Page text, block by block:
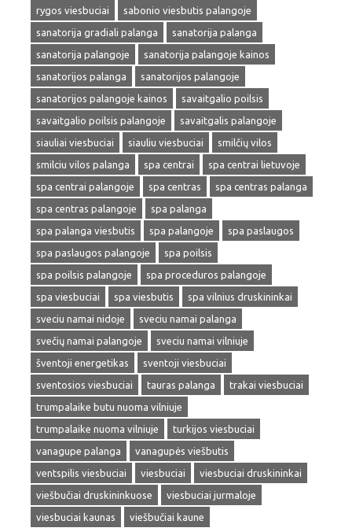
rygos viesbuciai
sabonio viesbutis palangoje
sanatorija gradiali palanga
sanatorija palanga
sanatorija palangoje
sanatorija palangoje kainos
sanatorijos palanga
sanatorijos palangoje
sanatorijos palangoje kainos
savaitgalio poilsis
savaitgalio poilsis palangoje
savaitgalis palangoje
siauliai viesbuciai
siauliu viesbuciai
smilčių vilos
smilciu vilos palanga
spa centrai
spa centrai lietuvoje
spa centrai palangoje
spa centras
spa centras palanga
spa centras palangoje
spa palanga
spa palanga viesbutis
spa palangoje
spa paslaugos
spa paslaugos palangoje
spa poilsis
spa poilsis palangoje
spa proceduros palangoje
spa viesbuciai
spa viesbutis
spa vilnius druskininkai
sveciu namai nidoje
sveciu namai palanga
svečių namai palangoje
sveciu namai vilniuje
šventoji energetikas
sventoji viesbuciai
sventosios viesbuciai
tauras palanga
trakai viesbuciai
trumpalaike butu nuoma vilniuje
trumpalaike nuoma vilniuje
turkijos viesbuciai
vanagupe palanga
vanagupės viešbutis
ventspilis viesbuciai
viesbuciai
viesbuciai druskininkai
viešbučiai druskininkuose
viesbuciai jurmaloje
viesbuciai kaunas
viešbučiai kaune